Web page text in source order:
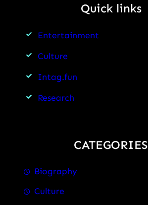
Quick links
Entertainment
Culture
Intag.fun
Research
CATEGORIES
Biography
Culture